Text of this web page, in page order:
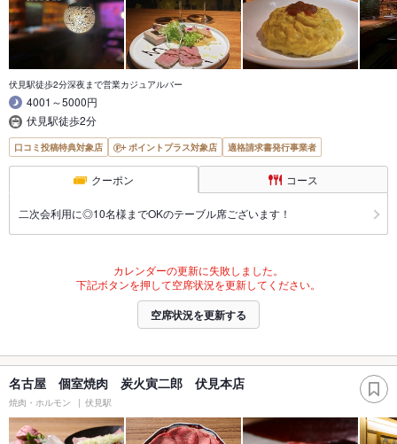
伏見駅徒歩2分深夜まで営業カジュアルバー
4001～5000円
伏見駅徒歩2分
口コミ投稿特典対象店 ポイントプラス対象店 適格請求書発行事業者
クーポン コース
二次会利用に◎10名様までOKのテーブル席ございます！
カレンダーの更新に失敗しました。
下記ボタンを押して空席状況を更新してください。
空席状況を更新する
名古屋 個室焼肉 炭火寅二郎 伏見本店
焼肉・ホルモン 伏見駅